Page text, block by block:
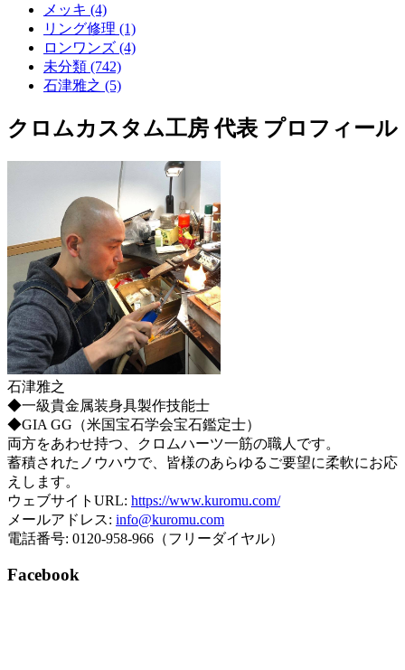
メッキ (4)
リング修理 (1)
ロンワンズ (4)
未分類 (742)
石津雅之 (5)
クロムカスタム工房 代表 プロフィール
石津雅之
◆一級貴金属装身具製作技能士
◆GIA GG（米国宝石学会宝石鑑定士）
両方をあわせ持つ、クロムハーツ一筋の職人です。
蓄積されたノウハウで、皆様のあらゆるご要望に柔軟にお応
えします。
ウェブサイトURL: https://www.kuromu.com/
メールアドレス: info@kuromu.com
電話番号: 0120-958-966（フリーダイヤル）
Facebook